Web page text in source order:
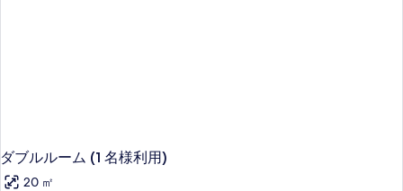
ダブルルーム (1 名様利用)
20 ㎡